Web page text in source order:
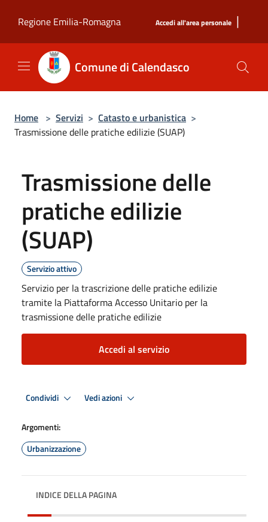
Regione Emilia-Romagna
Accedi all'area personale |
Comune di Calendasco
Home > Servizi > Catasto e urbanistica >
Trasmissione delle pratiche edilizie (SUAP)
Trasmissione delle
pratiche edilizie
(SUAP)
Servizio attivo
Servizio per la trascrizione delle pratiche edilizie
tramite la Piattaforma Accesso Unitario per la
trasmissione delle pratiche edilizie
Accedi al servizio
Condividi Vedi azioni
Argomenti:
Urbanizzazione
INDICE DELLA PAGINA